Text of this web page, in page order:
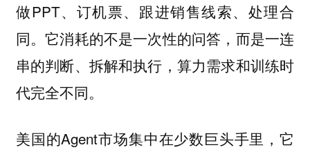
做PPT、订机票、跟进销售线索、处理合
同。它消耗的不是一次性的问答，而是一连
串的判断、拆解和执行，算力需求和训练时
代完全不同。
美国的Agent市场集中在少数巨头手里，它